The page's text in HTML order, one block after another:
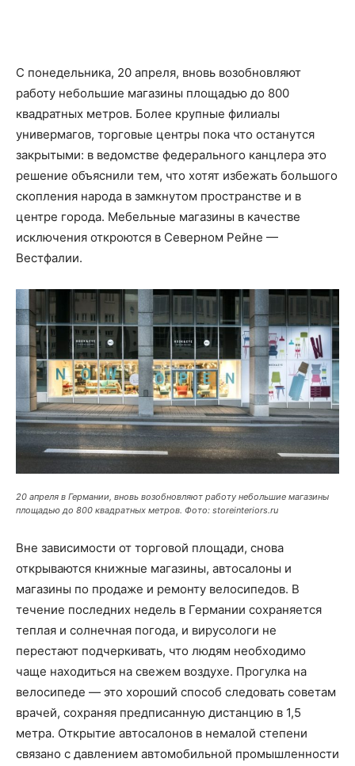
С понедельника, 20 апреля, вновь возобновляют
работу небольшие магазины площадью до 800
квадратных метров. Более крупные филиалы
универмагов, торговые центры пока что останутся
закрытыми: в ведомстве федерального канцлера это
решение объяснили тем, что хотят избежать большого
скопления народа в замкнутом пространстве и в
центре города. Мебельные магазины в качестве
исключения откроются в Северном Рейне —
Вестфалии.
20 апреля в Германии, вновь возобновляют работу небольшие магазины
площадью до 800 квадратных метров. Фото: storeinteriors.ru
Вне зависимости от торговой площади, снова
открываются книжные магазины, автосалоны и
магазины по продаже и ремонту велосипедов. В
течение последних недель в Германии сохраняется
теплая и солнечная погода, и вирусологи не
перестают подчеркивать, что людям необходимо
чаще находиться на свежем воздухе. Прогулка на
велосипеде — это хороший способ следовать советам
врачей, сохраняя предписанную дистанцию в 1,5
метра. Открытие автосалонов в немалой степени
связано с давлением автомобильной промышленности